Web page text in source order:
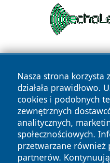
Nasza strona korzysta
działała prawidłowo.
cookies i podobnych
zewnętrznych
analitycznych,
społecznościowych.
przetwarzane również
partnerów.
Copyright © 2026
zastrzeżone.
Polityka